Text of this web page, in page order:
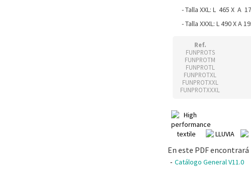
- Talla XXL: L 465 X A
- Talla XXXL: L 490 X A
Ref.
FUNPROTS
FUNPROTM
FUNPROTL
FUNPROTXL
FUNPROTXXL
FUNPROTXXXL
En este PDF
Catálogo General V11.0